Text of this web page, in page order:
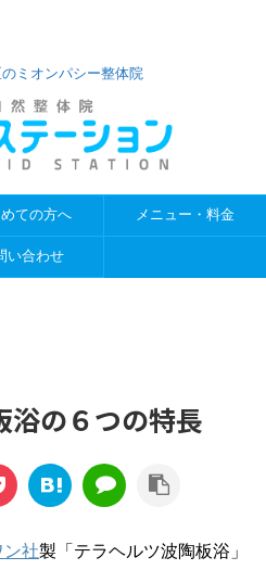
ミオンパシー整体院
ての方へ メニュー・料金
い合わせ
浴の６つの特長
社製「テラヘルツ波陶板浴」